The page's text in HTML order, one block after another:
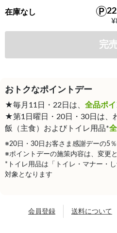
在庫なし
完
おトクなポイントデー
★毎月11日・22日は、 全品ポ
★第1日曜日・20日・30日は、
飯（主食）およびトイレ用品*
※20日・30日お客さま感謝デーの5
※ポイントデーの施策内容は、変更
*トイレ用品は「トイレ・マナー・
対象となります
会員登録 送料について